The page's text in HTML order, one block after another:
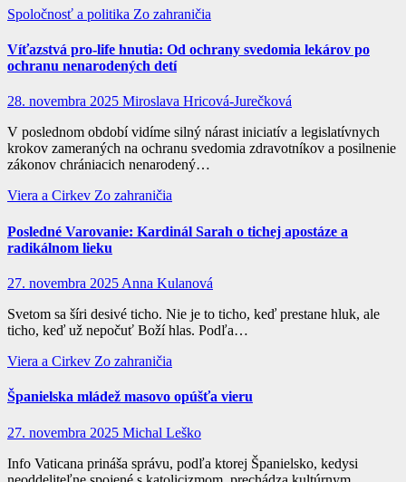
Spoločnosť a politika Zo zahraničia
Víťazstvá pro-life hnutia: Od ochrany svedomia lekárov po
ochranu nenarodených detí
28. novembra 2025 Miroslava Hricová-Jurečková
V poslednom období vidíme silný nárast iniciatív a legislatívnych
krokov zameraných na ochranu svedomia zdravotníkov a posilnenie
zákonov chrániacich nenarodený…
Viera a Cirkev Zo zahraničia
Posledné Varovanie: Kardinál Sarah o tichej apostáze a
radikálnom lieku
27. novembra 2025 Anna Kulanová
Svetom sa šíri desivé ticho. Nie je to ticho, keď prestane hluk, ale
ticho, keď už nepočuť Boží hlas. Podľa…
Viera a Cirkev Zo zahraničia
Španielska mládež masovo opúšťa vieru
27. novembra 2025 Michal Leško
Info Vaticana prináša správu, podľa ktorej Španielsko, kedysi